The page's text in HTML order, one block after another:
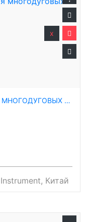
ОБОРУДОВАНИЕ ДЛЯ НАНЕСЕНИЯ МНОГОДУГОВЫХ ИОННЫХ ПОКРЫТИЙ
x
Китай